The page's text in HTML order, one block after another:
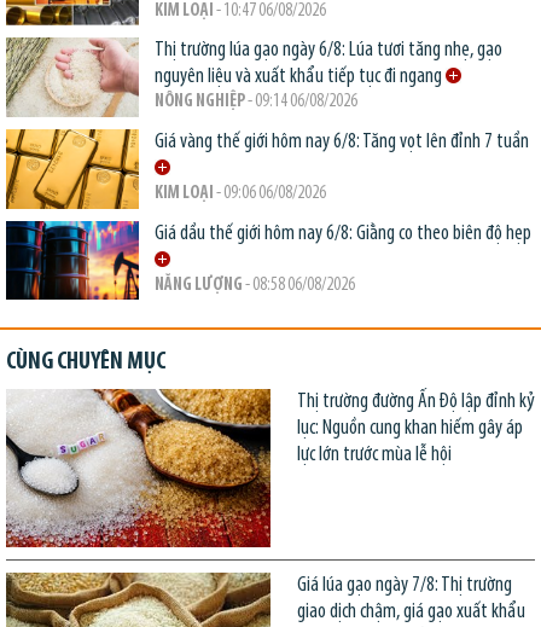
KIM LOẠI - 10:47 06/08/2026
Thị trường lúa gạo ngày 6/8: Lúa tươi tăng nhẹ, gạo
nguyên liệu và xuất khẩu tiếp tục đi ngang
NÔNG NGHIỆP- 09:14 06/08/2026
Giá vàng thế giới hôm nay 6/8: Tăng vọt lên đỉnh 7 tuần
KIM LOẠI - 09:06 06/08/2026
Giá dầu thế giới hôm nay 6/8: Giằng co theo biên độ hẹp
NĂNG LƯỢNG - 08:58 06/08/2026
CÙNG CHUYÊN MỤC
Thị trường đường Ấn Độ lập đỉnh kỷ
lục: Nguồn cung khan hiếm gây áp
lực lớn trước mùa lễ hội
Giá lúa gạo ngày 7/8: Thị trường
giao dịch chậm, giá gạo xuất khẩu